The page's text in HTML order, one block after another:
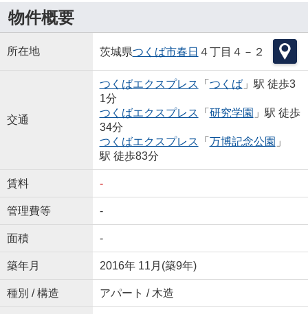
物件概要
所在地 茨城県つくば市春日 ４丁目４－２
交通
つくばエクスプレス 「 つくば」駅 徒歩3
1分
つくばエクスプレス 「 研究学園 」駅 徒歩
34分
つくばエクスプレス 「 万博記念公園 」
駅 徒歩83分
賃料 -
管理費等 -
面積 -
築年月 2016年 11月(築9年)
種別 / 構造 アパート / 木造